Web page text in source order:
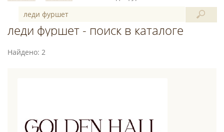
леди фуршет - поиск в каталоге
Найдено: 2